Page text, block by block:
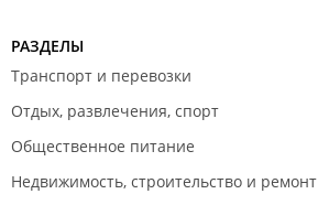
РАЗДЕЛЫ
Транспорт и перевозки
Отдых, развлечения, спорт
Общественное питание
Недвижимость, строительство и ремонт